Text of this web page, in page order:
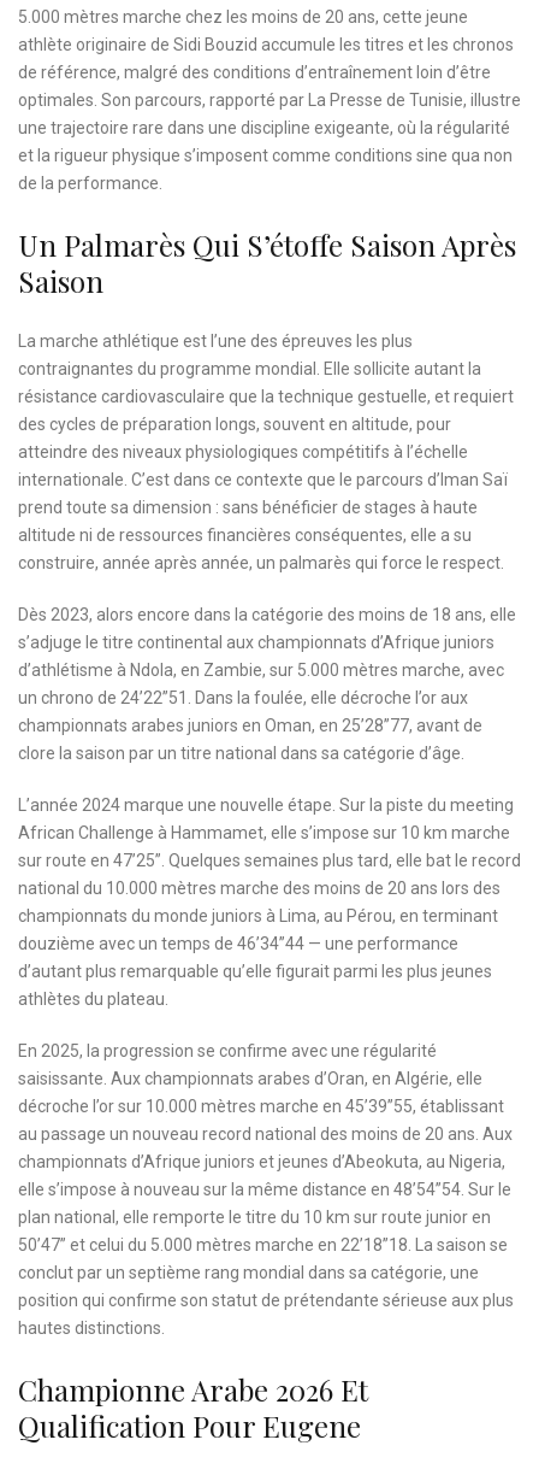
5.000 mètres marche chez les moins de 20 ans, cette jeune
athlète originaire de Sidi Bouzid accumule les titres et les chronos
de référence, malgré des conditions d’entraînement loin d’être
optimales. Son parcours, rapporté par La Presse de Tunisie, illustre
une trajectoire rare dans une discipline exigeante, où la régularité
et la rigueur physique s’imposent comme conditions sine qua non
de la performance.
Un Palmarès Qui S’étoffe Saison Après
Saison
La marche athlétique est l’une des épreuves les plus
contraignantes du programme mondial. Elle sollicite autant la
résistance cardiovasculaire que la technique gestuelle, et requiert
des cycles de préparation longs, souvent en altitude, pour
atteindre des niveaux physiologiques compétitifs à l’échelle
internationale. C’est dans ce contexte que le parcours d’Iman Saï
prend toute sa dimension : sans bénéficier de stages à haute
altitude ni de ressources financières conséquentes, elle a su
construire, année après année, un palmarès qui force le respect.
Dès 2023, alors encore dans la catégorie des moins de 18 ans, elle
s’adjuge le titre continental aux championnats d’Afrique juniors
d’athlétisme à Ndola, en Zambie, sur 5.000 mètres marche, avec
un chrono de 24’22”51. Dans la foulée, elle décroche l’or aux
championnats arabes juniors en Oman, en 25’28”77, avant de
clore la saison par un titre national dans sa catégorie d’âge.
L’année 2024 marque une nouvelle étape. Sur la piste du meeting
African Challenge à Hammamet, elle s’impose sur 10 km marche
sur route en 47’25”. Quelques semaines plus tard, elle bat le record
national du 10.000 mètres marche des moins de 20 ans lors des
championnats du monde juniors à Lima, au Pérou, en terminant
douzième avec un temps de 46’34”44 — une performance
d’autant plus remarquable qu’elle figurait parmi les plus jeunes
athlètes du plateau.
En 2025, la progression se confirme avec une régularité
saisissante. Aux championnats arabes d’Oran, en Algérie, elle
décroche l’or sur 10.000 mètres marche en 45’39”55, établissant
au passage un nouveau record national des moins de 20 ans. Aux
championnats d’Afrique juniors et jeunes d’Abeokuta, au Nigeria,
elle s’impose à nouveau sur la même distance en 48’54”54. Sur le
plan national, elle remporte le titre du 10 km sur route junior en
50’47” et celui du 5.000 mètres marche en 22’18”18. La saison se
conclut par un septième rang mondial dans sa catégorie, une
position qui confirme son statut de prétendante sérieuse aux plus
hautes distinctions.
Championne Arabe 2026 Et
Qualification Pour Eugene